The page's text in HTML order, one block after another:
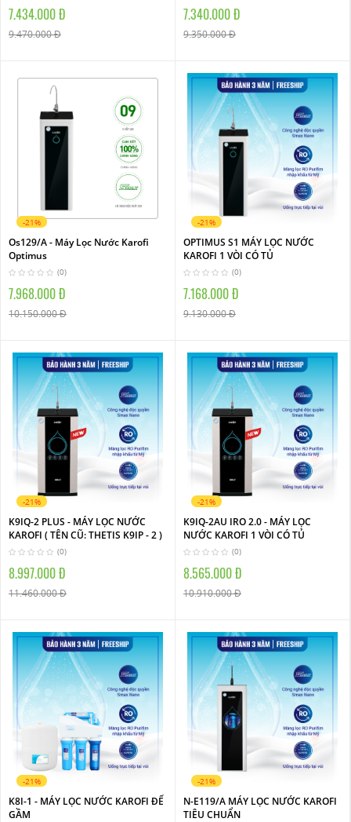
7.434.000 Đ
9.470.000 Đ
7.340.000 Đ
9.350.000 Đ
-21%
Os129/A - Máy Lọc Nước Karofi
Optimus
(0)
7.968.000 Đ
10.150.000 Đ
-21%
OPTIMUS S1 MÁY LỌC NƯỚC
KAROFI 1 VÒI CÓ TỦ
(0)
7.168.000 Đ
9.130.000 Đ
-21%
K9IQ-2 PLUS - MÁY LỌC NƯỚC
KAROFI ( TÊN CŨ: THETIS K9IP - 2 )
(0)
8.997.000 Đ
11.460.000 Đ
-21%
K9IQ-2AU IRO 2.0 - MÁY LỌC
NƯỚC KAROFI 1 VÒI CÓ TỦ
(0)
8.565.000 Đ
10.910.000 Đ
-21%
K8I-1 - MÁY LỌC NƯỚC KAROFI ĐỂ
GẦM
-21%
N-E119/A MÁY LỌC NƯỚC KAROFI
TIÊU CHUẨN